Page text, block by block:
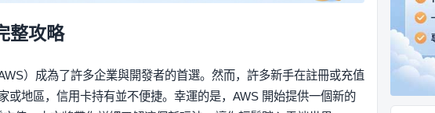
整攻略
）成為了許多企業與開發者的首選。然而，許多新手在註冊或充值
或地區，信用卡持有並不便捷。幸運的是，AWS 開始提供一個新的